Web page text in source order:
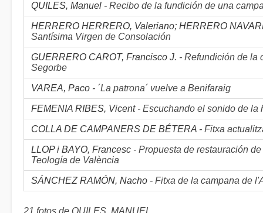
QUILES, Manuel - Recibo de la fundición de una
HERRERO HERRERO, Valeriano; HERRERO
Santísima Virgen de Consolación
GUERRERO CAROT, Francisco J. - Refundición de la
Segorbe
VAREA, Paco - ´La patrona´ vuelve a Benifaraig
FEMENIA RIBES, Vicent - Escuchando el sonido de
COLLA DE CAMPANERS DE BÉTERA - Fitxa
LLOP i BAYO, Francesc - Propuesta de restauración
Teología de València
SÁNCHEZ RAMÓN, Nacho - Fitxa de la campana de
21 fotos de QUILES, MANUEL